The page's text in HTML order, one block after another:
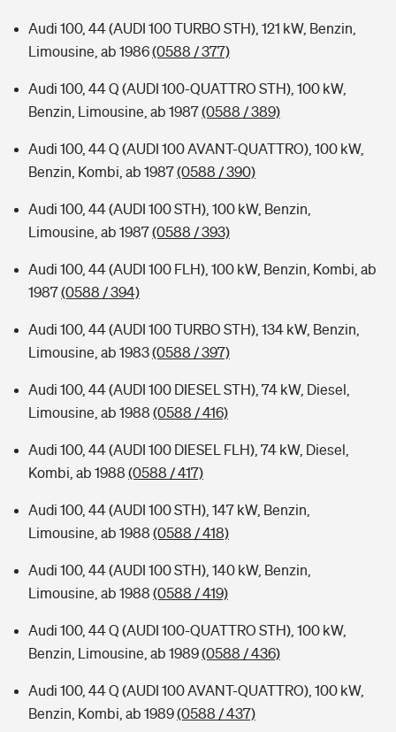
Audi 100, 44 (AUDI 100 TURBO STH), 121 kW, Benzin,
Limousine, ab 1986(0588 / 377)
Audi 100, 44 Q (AUDI 100-QUATTRO STH), 100 kW,
Benzin, Limousine, ab 1987(0588 / 389)
Audi 100, 44 Q (AUDI 100 AVANT-QUATTRO), 100 kW,
Benzin, Kombi, ab 1987(0588 / 390)
Audi 100, 44 (AUDI 100 STH), 100 kW, Benzin,
Limousine, ab 1987(0588 / 393)
Audi 100, 44 (AUDI 100 FLH), 100 kW, Benzin, Kombi, ab
1987(0588 / 394)
Audi 100, 44 (AUDI 100 TURBO STH), 134 kW, Benzin,
Limousine, ab 1983(0588 / 397)
Audi 100, 44 (AUDI 100 DIESEL STH), 74 kW, Diesel,
Limousine, ab 1988 (0588 / 416)
Audi 100, 44 (AUDI 100 DIESEL FLH), 74 kW, Diesel,
Kombi, ab 1988 (0588 / 417)
Audi 100, 44 (AUDI 100 STH), 147 kW, Benzin,
Limousine, ab 1988 (0588 / 418)
Audi 100, 44 (AUDI 100 STH), 140 kW, Benzin,
Limousine, ab 1988 (0588 / 419)
Audi 100, 44 Q (AUDI 100-QUATTRO STH), 100 kW,
Benzin, Limousine, ab 1989(0588 / 436)
Audi 100, 44 Q (AUDI 100 AVANT-QUATTRO), 100 kW,
Benzin, Kombi, ab 1989(0588 / 437)